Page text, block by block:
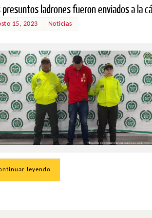
presuntos ladrones fueron enviados a la
15, 2023 Noticias
leyendo